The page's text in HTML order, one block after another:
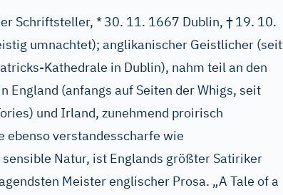
Schriftsteller, *30. 11. 1667 Dublin, †19. 10.
umnachtet); anglikanischer Geistlicher (seit
Kathedrale in Dublin), nahm teil an den
England (anfangs auf Seiten der Whigs, seit
und Irland, zunehmend proirisch
ebenso verstandesscharfe wie
Natur, ist Englands größter Satiriker
Meister englischer Prosa. „A Tale of a